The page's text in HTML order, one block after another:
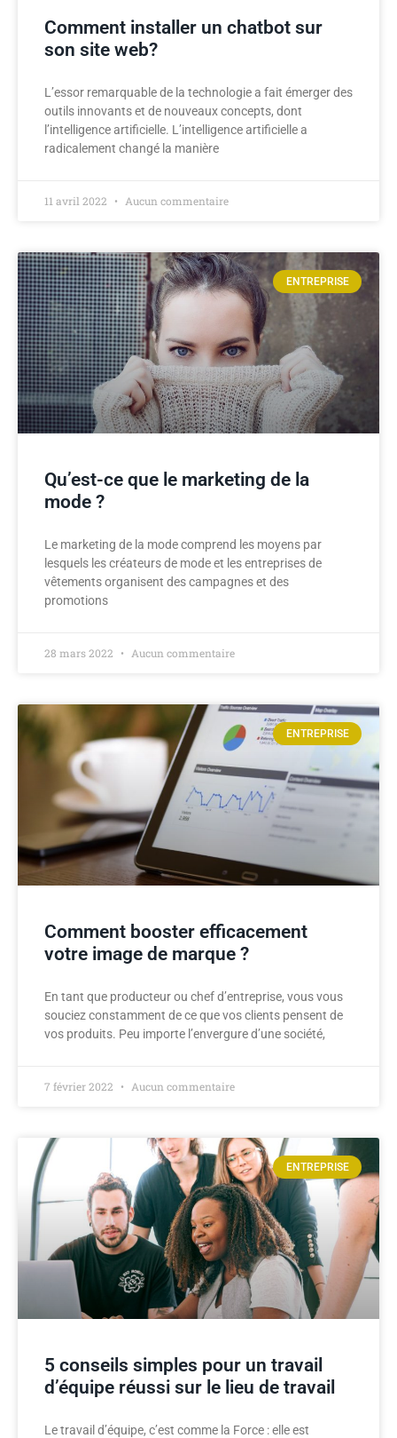
Comment installer un chatbot sur
son site web?
L’essor remarquable de la technologie a fait émerger des
outils innovants et de nouveaux concepts, dont
l’intelligence artificielle. L’intelligence artificielle a
radicalement changé la manière
11 avril 2022 Aucun commentaire
ENTREPRISE
Qu’est-ce que le marketing de la
mode ?
Le marketing de la mode comprend les moyens par
lesquels les créateurs de mode et les entreprises de
vêtements organisent des campagnes et des
promotions
28 mars 2022 Aucun commentaire
ENTREPRISE
Comment booster efficacement
votre image de marque ?
En tant que producteur ou chef d’entreprise, vous vous
souciez constamment de ce que vos clients pensent de
vos produits. Peu importe l’envergure d’une société,
7 février 2022 Aucun commentaire
ENTREPRISE
5 conseils simples pour un travail
d’équipe réussi sur le lieu de travail
Le travail d’équipe, c’est comme la Force : elle est